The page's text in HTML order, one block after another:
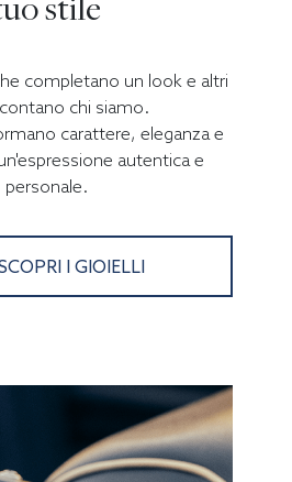
completano un look e altri
chi siamo.
carattere, eleganza e
autentica e
personale.
I GIOIELLI